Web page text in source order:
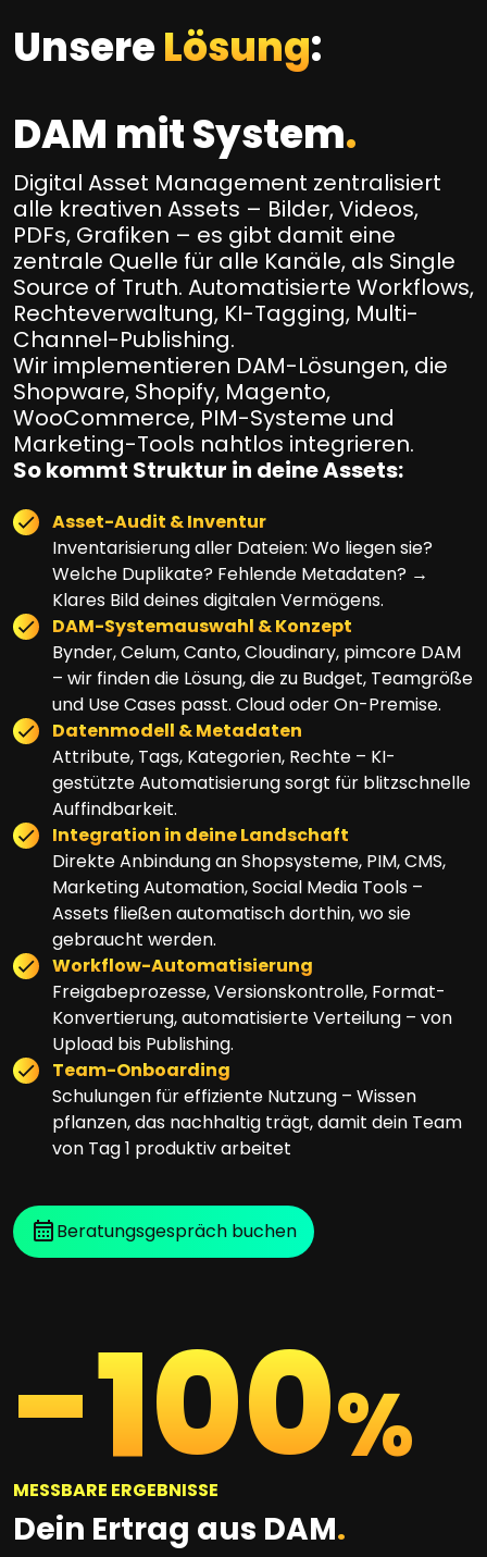
UnsereLösung:
DAM mit System.
Digital Asset Management zentralisiert
alle kreativen Assets – Bilder, Videos,
PDFs, Grafiken – es gibt damit eine
zentrale Quelle für alle Kanäle, als Single
Source of Truth. Automatisierte Workflows,
Rechteverwaltung, KI-Tagging, Multi-
Channel-Publishing.
Wir implementieren DAM-Lösungen, die
Shopware, Shopify, Magento,
WooCommerce, PIM-Systeme und
Marketing-Tools nahtlos integrieren.
So kommt Struktur in deine Assets:
Asset-Audit & Inventur
Inventarisierung aller Dateien: Wo liegen sie?
Welche Duplikate? Fehlende Metadaten? →
Klares Bild deines digitalen Vermögens.
DAM-Systemauswahl & Konzept
Bynder, Celum, Canto, Cloudinary, pimcore DAM
– wir finden die Lösung, die zu Budget, Teamgröße
und Use Cases passt. Cloud oder On-Premise.
Datenmodell & Metadaten
Attribute, Tags, Kategorien, Rechte – KI-
gestützte Automatisierung sorgt für blitzschnelle
Auffindbarkeit.
Integration in deine Landschaft
Direkte Anbindung an Shopsysteme, PIM, CMS,
Marketing Automation, Social Media Tools –
Assets fließen automatisch dorthin, wo sie
gebraucht werden.
Workflow-Automatisierung
Freigabeprozesse, Versionskontrolle, Format-
Konvertierung, automatisierte Verteilung – von
Upload bis Publishing.
Team-Onboarding
Schulungen für effiziente Nutzung – Wissen
pflanzen, das nachhaltig trägt, damit dein Team
von Tag 1 produktiv arbeitet
Beratungsgespräch buchen
-100%
MESSBARE ERGEBNISSE
Dein Ertrag aus DAM.